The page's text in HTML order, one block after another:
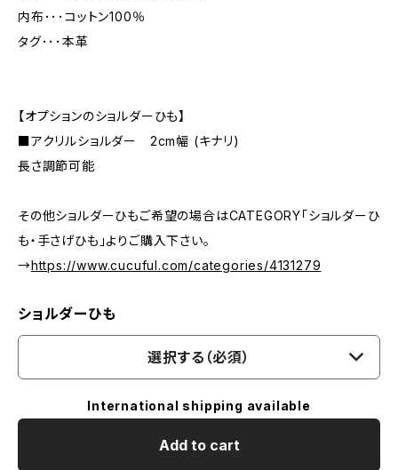
内布･･･コットン100％
タグ･･･本革
【オプションのショルダーひも】
■アクリルショルダー 2cm幅 (キナリ)
長さ調節可能
その他ショルダーひもご希望の場合はCATEGORY「ショルダーひ
も・手さげひも」よりご購入下さい。
→https://www.cucuful.com/categories/4131279
ショルダーひも
選択する（必須）
International shipping available
Add to cart